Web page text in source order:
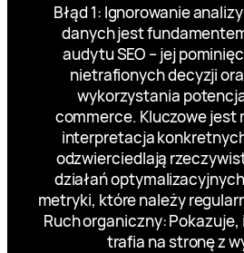
Błąd 1: Ignorowanie
danych jest
audytu SEO – jej
nietrafionych decyzji
wykorzystania
commerce. Kluczowe jest
interpretacja
odzwierciedlają
działań
metryki, które należy
Ruch organiczny:
trafia na stronę z